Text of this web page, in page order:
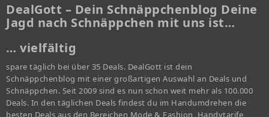
DealGott – Dein Schnäppchenblog Deine
Jagd nach Schnäppchen mit uns ist…
… vielfältig
spare täglich bei über 35 Deals. DealGott ist dein
Schnäppchenblog mit einer großartigen Auswahl an Deals und
Schnäppchen. Seit 2009 sind es nun schon weit mehr als 100.000
Deals. In den täglichen Deals findest du im Handumdrehen die
besten Deals aus den Bereichen Mode & Fashion, Handytarife,